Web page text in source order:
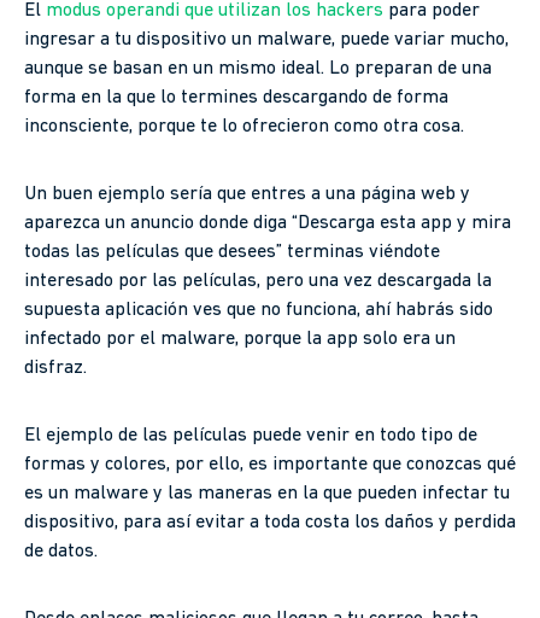
El modus operandi que utilizan los hackers para poder
ingresar a tu dispositivo un malware, puede variar mucho,
aunque se basan en un mismo ideal. Lo preparan de una
forma en la que lo termines descargando de forma
inconsciente, porque te lo ofrecieron como otra cosa.
Un buen ejemplo sería que entres a una página web y
aparezca un anuncio donde diga “Descarga esta app y mira
todas las películas que desees” terminas viéndote
interesado por las películas, pero una vez descargada la
supuesta aplicación ves que no funciona, ahí habrás sido
infectado por el malware, porque la app solo era un
disfraz.
El ejemplo de las películas puede venir en todo tipo de
formas y colores, por ello, es importante que conozcas qué
es un malware y las maneras en la que pueden infectar tu
dispositivo, para así evitar a toda costa los daños y perdida
de datos.